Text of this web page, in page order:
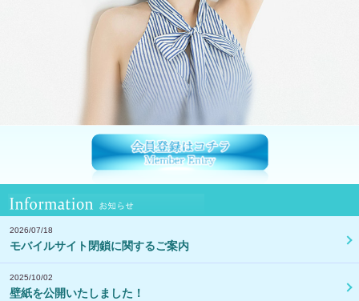
会員登録はコチラ
2026/07/18
モバイルサイト閉鎖に関するご案内
2025/10/02
壁紙を公開いたしました！